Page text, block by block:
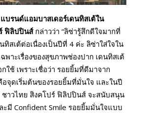
แบรนด์แอมบาสเดอร์เดนทิสเต้ใน
ฟิลิปปินส์ กล่าวว่า “ลิซ่ารู้สึกดีใจมากที่
ทิสเต้ต่อเนื่องเป็นปีที่ 4 ค่ะ ลิซ่าใส่ใจใน
พาะเรื่องของสุขภาพช่องปาก เดนทิสเต้
ใช้ เพราะเชื่อว่า รอยยิ้มที่ดีมาจาก
จุดเริ่มต้นของรอยยิ้มที่มั่นใจ และในปี
ชาวไทย สิงคโปร์ ฟิลิปปินส์ จะสนับสนุน
ะมี Confident Smile รอยยิ้มมั่นใจแบบ